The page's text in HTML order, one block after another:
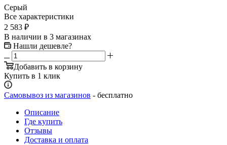
Серый
Все характеристики
2 583 ₽
В наличии в 3 магазинах
Нашли дешевле?
Добавить в корзину
Купить в 1 клик
Самовывоз из магазинов - бесплатно
Описание
Где купить
Отзывы
Доставка и оплата